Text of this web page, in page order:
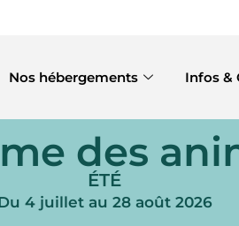
Nos hébergements Infos &
des
ÉTÉ
4 juillet au 28 août 2026